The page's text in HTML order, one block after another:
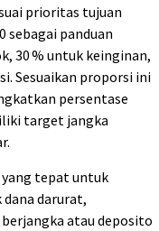
prioritas tujuan
sebagai panduan
30 % untuk keinginan,
Sesuaikan proporsi ini
persentase
target jangka
tepat untuk
darurat,
atau deposito